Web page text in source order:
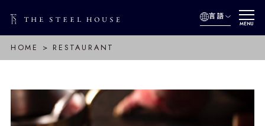
言語
MENU
HOME RESTAURANT